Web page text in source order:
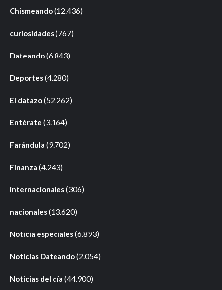
Chismeando(12.436)
curiosidades(767)
Dateando(6.843)
Deportes(4.280)
El datazo(52.262)
Entérate (3.164)
Farándula (9.702)
Finanza (4.243)
internacionales(306)
nacionales(13.620)
Noticia especiales(6.893)
Noticias Dateando(2.054)
Noticias del día (44.900)